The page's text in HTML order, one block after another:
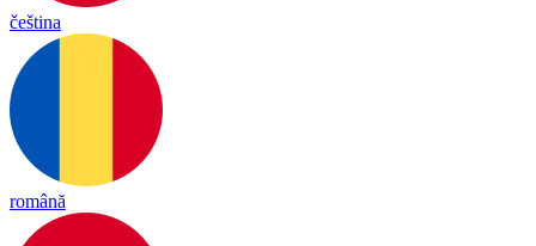
čeština
română